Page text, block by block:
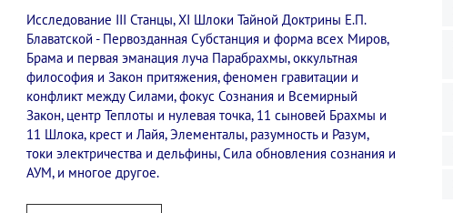
Исследование III Станцы, XI Шлоки Тайной Доктрины Е.П.
Блаватской - Первозданная Субстанция и форма всех Миров,
Брама и первая эманация луча Парабрахмы, оккультная
философия и Закон притяжения, феномен гравитации и
конфликт между Силами, фокус Сознания и Всемирный
Закон, центр Теплоты и нулевая точка, 11 сыновей Брахмы и
11 Шлока, крест и Лайя, Элементалы, разумность и Разум,
токи электричества и дельфины, Сила обновления сознания и
АУМ, и многое другое.